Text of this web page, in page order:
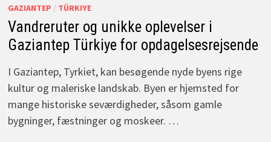
GAZIANTEP / TÜRKIYE
Vandreruter og unikke oplevelser i
Gaziantep Türkiye for opdagelsesrejsende
I Gaziantep, Tyrkiet, kan besøgende nyde byens rige
kultur og maleriske landskab. Byen er hjemsted for
mange historiske seværdigheder, såsom gamle
bygninger, fæstninger og moskeer. …